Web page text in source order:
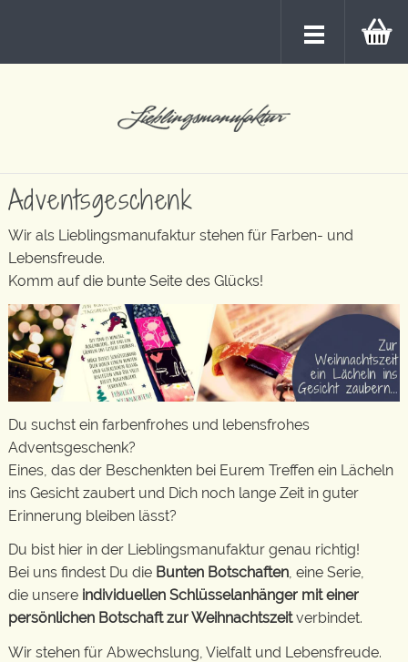
Adventsgeschenk
Wir als Lieblingsmanufaktur stehen für Farben- und
Lebensfreude.
Komm auf die bunte Seite des Glücks!
Du suchst ein farbenfrohes und lebensfrohes
Adventsgeschenk?
Eines, das der Beschenkten bei Eurem Treffen ein Lächeln
ins Gesicht zaubert und Dich noch lange Zeit in guter
Erinnerung bleiben lässt?
Du bist hier in der Lieblingsmanufaktur genau richtig!
Bei uns findest Du die Bunten Botschaften, eine Serie,
die unsere individuellen Schlüsselanhänger mit einer
persönlichen Botschaft zur Weihnachtszeitverbindet.
Wir stehen für Abwechslung, Vielfalt und Lebensfreude.